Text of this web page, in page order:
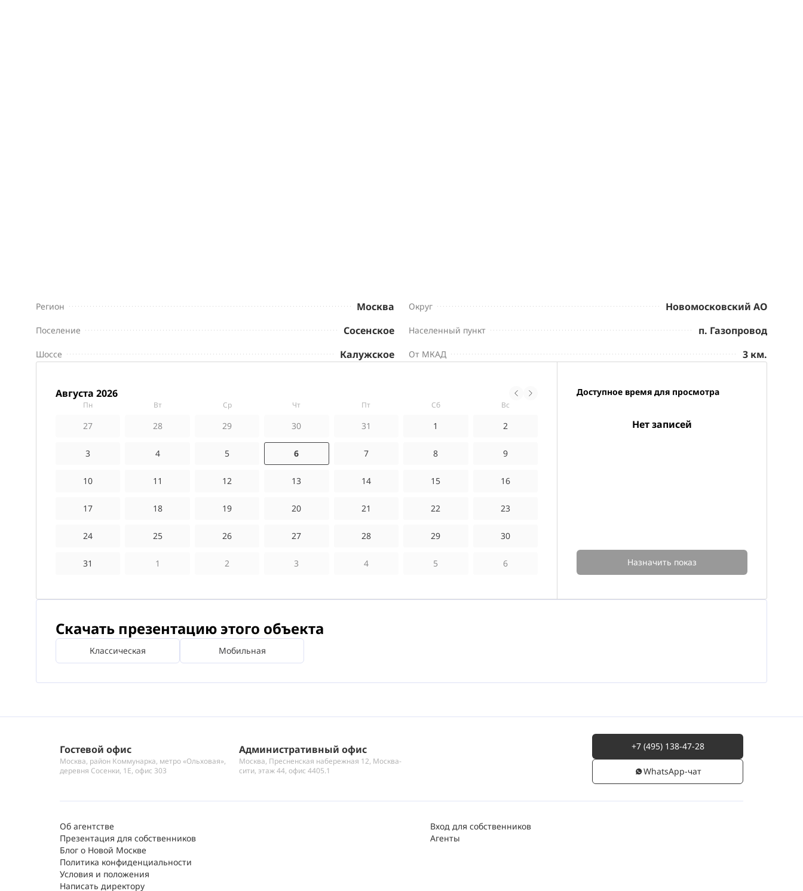
Регион Москва Округ Новомосковский АО
Поселение Сосенское Населенный пункт п. Газопровод
Шоссе Калужское От МКАД 3 км.
августа 2026
пн вт ср чт пт сб вс
27 28 29 30 31 1 2
3 4 5 6 7 8 9
10 11 12 13 14 15 16
17 18 19 20 21 22 23
24 25 26 27 28 29 30
31 1 2 3 4 5 6
Доступное время для просмотра
Нет записей
Назначить показ
Скачать презентацию этого объекта
Классическая Мобильная
Гостевой офис
Москва, район Коммунарка, метро «Ольховая»,
деревня Сосенки, 1Е, офис 303
Административный офис
Москва, Пресненская набережная 12, Москва-
сити, этаж 44, офис 4405.1
+7 (495) 138-47-28
WhatsАpp-чат
Об агентстве
Презентация для собственников
Блог о Новой Москве
Политика конфиденциальности
Условия и положения
Написать директору
Вход для собственников
Агенты